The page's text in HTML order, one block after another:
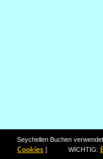
Seychellen Buchen
Cookies ] WICHTIG: